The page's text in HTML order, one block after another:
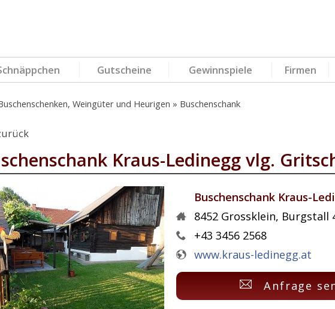
Gutscheine Gewinnspiele Firmen
Weingüter und Heurigen Buschenschank
Kraus-Ledinegg vlg.
Buschenschank Kraus-
8452 Grossklein, Burgstall
+43 3456 2568
www.kraus-ledinegg.at
Anfrage